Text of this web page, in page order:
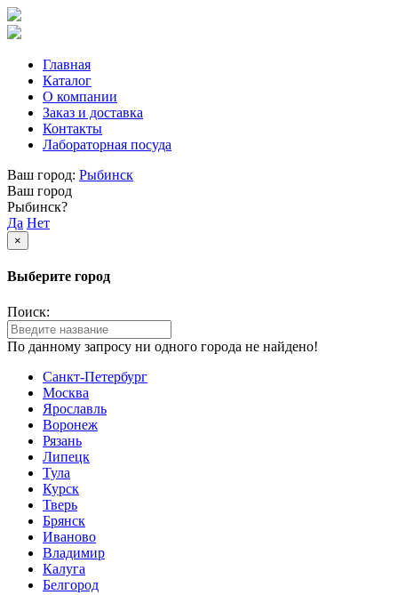
Главная
Каталог
О компании
Заказ и доставка
Контакты
Лабораторная посуда
Ваш город: Рыбинск
Ваш город
Рыбинск?
Да Нет
×
Выберите город
Поиск:
По данному запросу ни одного города не найдено!
Санкт-Петербург
Москва
Ярославль
Воронеж
Рязань
Липецк
Тула
Курск
Тверь
Брянск
Иваново
Владимир
Калуга
Белгород